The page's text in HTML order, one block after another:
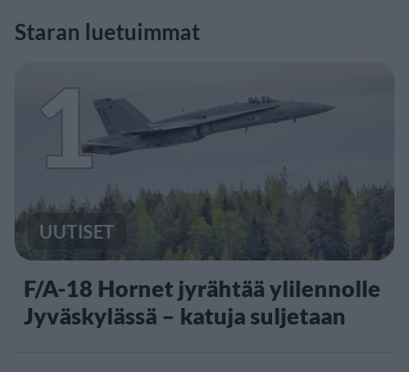
Staran luetuimmat
1
UUTISET
F/A-18 Hornet jyrähtää ylilennolle
Jyväskylässä – katuja suljetaan